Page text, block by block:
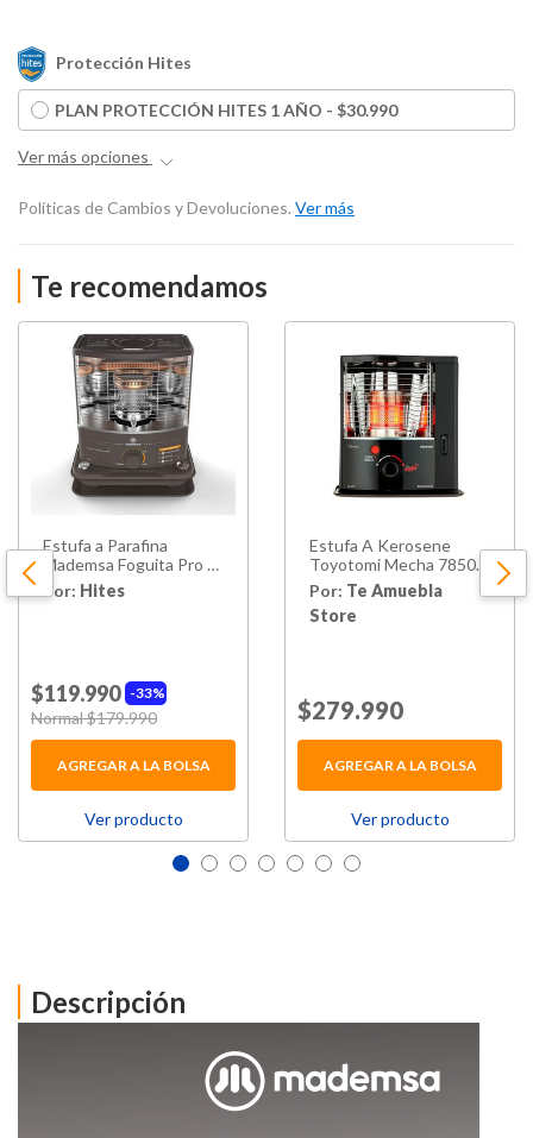
Protección Hites
PLAN PROTECCIÓN HITES 1 AÑO - $30.990
Ver más opciones
Políticas de Cambios y Devoluciones. Ver más
Te recomendamos
Estufa a Parafina
Mademsa Foguita Pro /
4 Litros
Por: Hites
33%
$119.990
Price reduced from
Normal $179.990
AGREGAR A LA BOLSA
Ver producto
Estufa A Kerosene
Toyotomi Mecha 7850
Btu Ks-23
Por: Te Amuebla
Store
Price reduced from
$279.990
AGREGAR A LA BOLSA
Ver producto
Descripción